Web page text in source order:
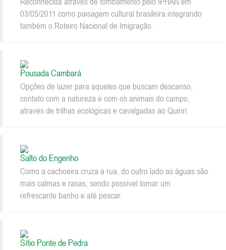
03/05/2011 como paisagem cultural brasileira integrando
também o Roteiro Nacional de Imigração.
Pousada Cambará
Opções de lazer para aqueles que buscam descanso,
contato com a natureza e com os animais do campo,
através de trilhas ecológicas e cavalgadas ao Quiriri.
Salto do Engenho
Como a cachoeira cruza a rua, do outro lado as águas são
mais calmas e rasas, sendo possível tomar um
refrescante banho e até pescar.
Sítio Ponte de Pedra